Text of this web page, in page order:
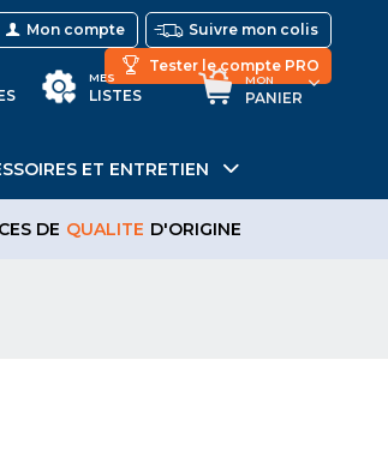
Suivre mon colis
Mon compte
Tester le compte PRO
MON
PANIER
MES
LISTES
ET ENTRETIEN
DE QUALITE D'ORIGINE